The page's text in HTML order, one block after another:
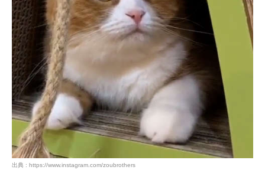
出典 : https://www.instagram.com/zoubrothers
アプリをダウンロードする